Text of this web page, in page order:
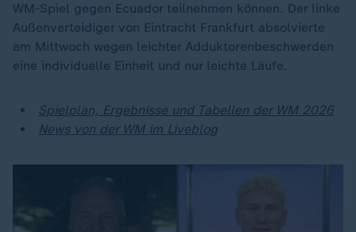
WM-Spiel gegen Ecuador teilnehmen können. Der linke
Außenverteidiger von Eintracht Frankfurt absolvierte
am Mittwoch wegen leichter Adduktorenbeschwerden
eine individuelle Einheit und nur leichte Läufe.
Spielplan, Ergebnisse und Tabellen der WM 2026
News von der WM im Liveblog